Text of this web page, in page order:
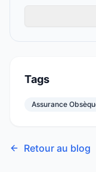
Tags
Assurance
Retour au blog